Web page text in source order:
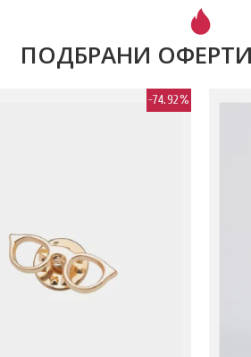
ПОДБРАНИ ОФЕРТИ
-74.92%